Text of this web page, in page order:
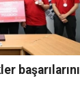
başarılarını